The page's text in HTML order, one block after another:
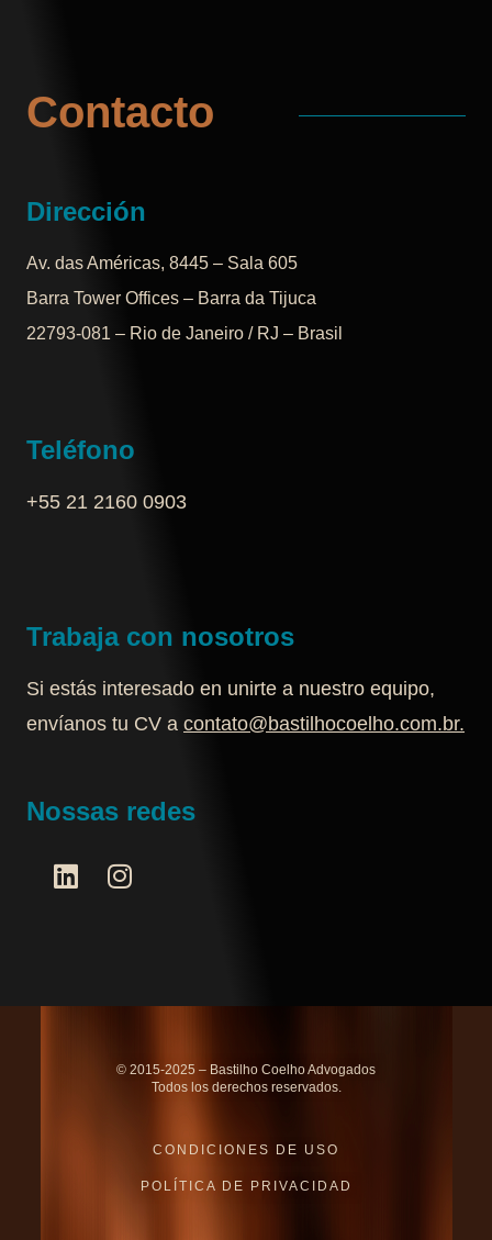
Contacto
Dirección
Av. das Américas, 8445 – Sala 605
Barra Tower Offices – Barra da Tijuca
22793-081 – Rio de Janeiro / RJ – Brasil
Teléfono
+55 21 2160 0903‬
Trabaja con nosotros
Si estás interesado en unirte a nuestro equipo,
envíanos tu CV a contato@bastilhocoelho.com.br.
Nossas redes
© 2015-2025 – Bastilho Coelho Advogados
Todos los derechos reservados.
CONDICIONES DE USO
POLÍTICA DE PRIVACIDAD